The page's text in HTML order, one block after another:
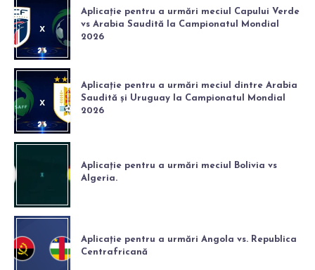
Aplicație pentru a urmări meciul Capului Verde
vs Arabia Saudită la Campionatul Mondial
2026
Aplicație pentru a urmări meciul dintre Arabia
Saudită și Uruguay la Campionatul Mondial
2026
Aplicație pentru a urmări meciul Bolivia vs
Algeria.
Aplicație pentru a urmări Angola vs. Republica
Centrafricană